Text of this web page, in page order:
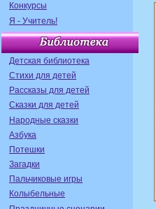
Конкурсы
Я - Учитель!
Детская библиотека
Стихи для детей
Рассказы для детей
Сказки для детей
Народные сказки
Азбука
Потешки
Загадки
Пальчиковые игры
Колыбельные